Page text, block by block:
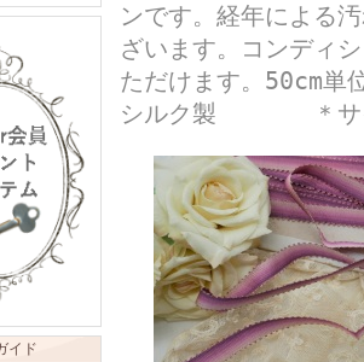
イド
ンです。経年による
ざいます。コンディ
ただけます。50cm
シルク製 ＊サ